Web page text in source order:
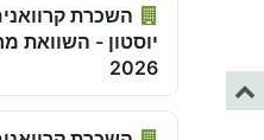
יוסטון - השוואת
2026